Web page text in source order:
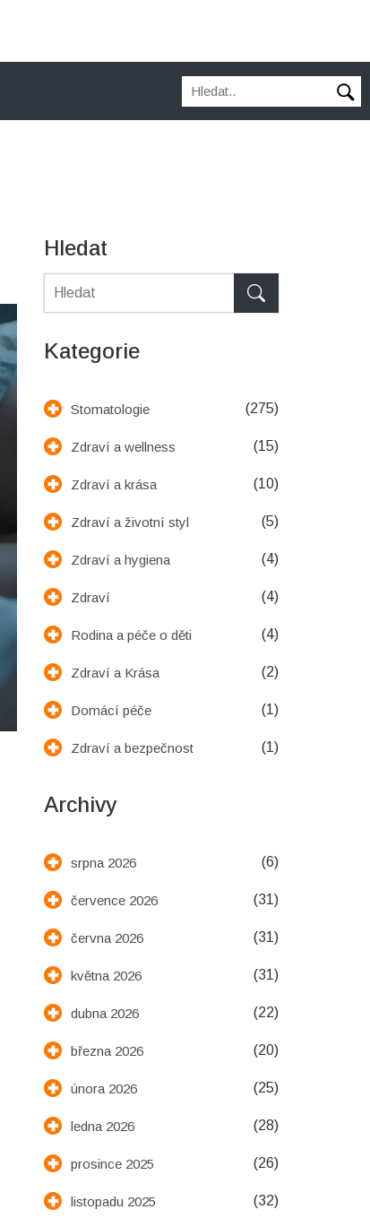
Hledat
Kategorie
Stomatologie (275)
Zdraví a wellness (15)
Zdraví a krása (10)
Zdraví a životní styl (5)
Zdraví a hygiena (4)
Zdraví (4)
Rodina a péče o děti (4)
Zdraví a Krása (2)
Domácí péče (1)
Zdraví a bezpečnost (1)
Archivy
srpna 2026 (6)
července 2026 (31)
června 2026 (31)
května 2026 (31)
dubna 2026 (22)
března 2026 (20)
února 2026 (25)
ledna 2026 (28)
prosince 2025 (26)
listopadu 2025 (32)